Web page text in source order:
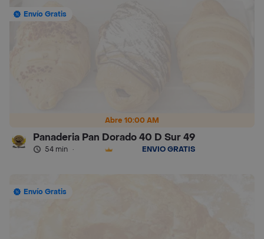
Abre 10:00 AM
Envío Gratis
Panaderia Pan Dorado 40 D Sur 49
54 min · ENVÍO GRATIS
Envío Gratis